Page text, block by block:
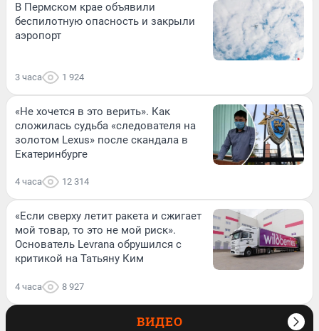
В Пермском крае объявили
беспилотную опасность и закрыли
аэропорт
3 часа 1 924
«Не хочется в это верить». Как
сложилась судьба «следователя на
золотом Lexus» после скандала в
Екатеринбурге
4 часа 12 314
«Если сверху летит ракета и сжигает
мой товар, то это не мой риск».
Основатель Levrana обрушился с
критикой на Татьяну Ким
4 часа 8 927
ВИДЕО